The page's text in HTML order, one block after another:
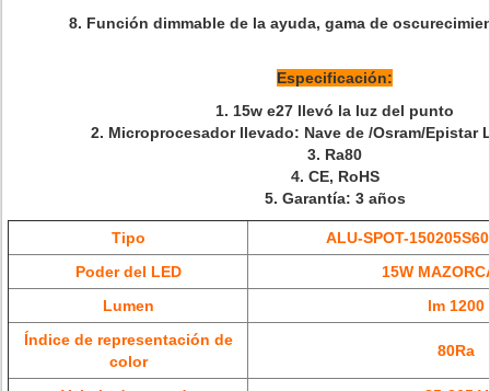
8. Función dimmable de la ayuda, gama de
Especificación:
1. 15w e27 llevó la luz del punto
2. Microprocesador llevado: Nave de /Osram/Epistar
3. Ra80
4. CE, RoHS
5. Garantía: 3 años
Tipo
ALU-SPOT-
Poder del LED
15W
Lumen
lm 1200
Índice de representación de
color
80Ra